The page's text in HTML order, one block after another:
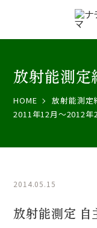
放射能測定
HOME 放射能測定
2011年12月～2012年
2014.05.15
放射能測定 自